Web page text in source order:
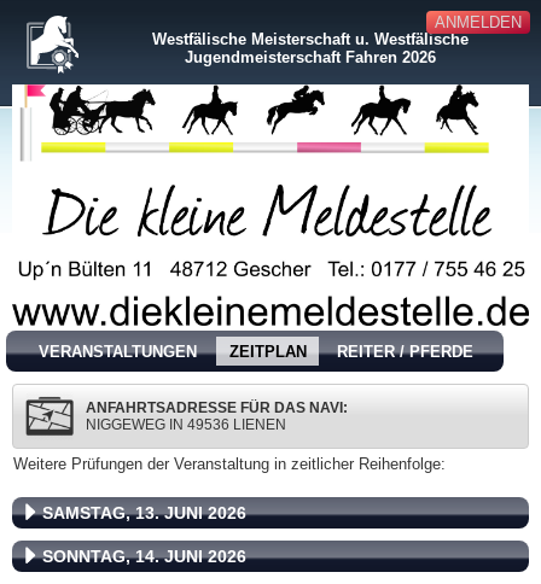
ANMELDEN
Westfälische Meisterschaft u. Westfälische
Jugendmeisterschaft Fahren 2026
VERANSTALTUNGEN ZEITPLAN REITER / PFERDE
ANFAHRTSADRESSE FÜR DAS NAVI:
NIGGEWEG IN 49536 LIENEN
Weitere Prüfungen der Veranstaltung in zeitlicher Reihenfolge:
SAMSTAG, 13. JUNI 2026
SONNTAG, 14. JUNI 2026